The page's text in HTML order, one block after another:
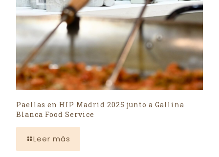
Paellas en HIP Madrid 2025 junto a Gallina
Blanca Food Service
Leer más